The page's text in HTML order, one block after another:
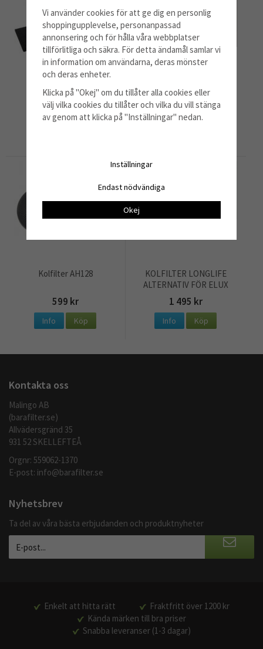
Kolfilter
489 kr
Metallfettfilter
714 kr
Kolfilter AH128
599 kr
Info Köp
KOLFILTER LONGLIFE
ALTERNATIV FÖR ELUX
9029794253
1 495 kr
Info Köp
Kontakta oss
Malingo AB
(barafilter.se)
Allvädersgränd 35
931 52 SKELLEFTEÅ
Orgnr: 559062-1370
E-post: info@barafilter.se
Nyhetsbrev
Ta del av våra bästa erbjudanden och produktnyheter
Enkelt att hitta rätt
Fraktfritt över 1200 kr
Kända märken till bra priser
Snabba leveranser (1-3 dagar)
Vi använder cookies för att ge dig en personlig
shoppingupplevelse, personanpassad
annonsering och för hålla våra webbplatser
tillförlitliga och säkra. För detta ändamål samlar vi
in information om användarna, deras mönster
och deras enheter.
Klicka på "Okej" om du tillåter alla cookies eller
välj vilka cookies du tillåter och vilka du vill stänga
av genom att klicka på "Inställningar" nedan.
Inställningar
Endast nödvändiga
Okej